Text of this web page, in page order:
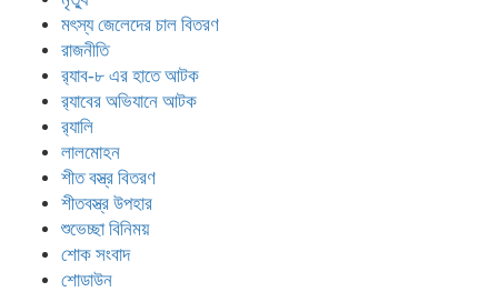
মৎস্য জেলেদের চাল বিতরণ
রাজনীতি
র‍্যাব-৮ এর হাতে আটক
র‍্যাবের অভিযানে আটক
র‍্যালি
লালমোহন
শীত বস্ত্র বিতরণ
শীতবস্ত্র উপহার
শুভেচ্ছা বিনিময়
শোক সংবাদ
শোডাউন